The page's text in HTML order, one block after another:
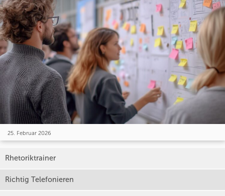
25. Februar 2026
Rhetoriktrainer
Richtig Telefonieren